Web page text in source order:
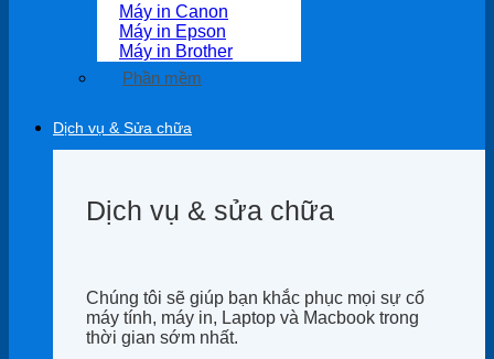
Máy in Canon
Máy in Epson
Máy in Brother
Phần mềm
Dịch vụ & Sửa chữa
Dịch vụ & sửa chữa
Chúng tôi sẽ giúp bạn khắc phục mọi sự cố
máy tính, máy in, Laptop và Macbook trong
thời gian sớm nhất.